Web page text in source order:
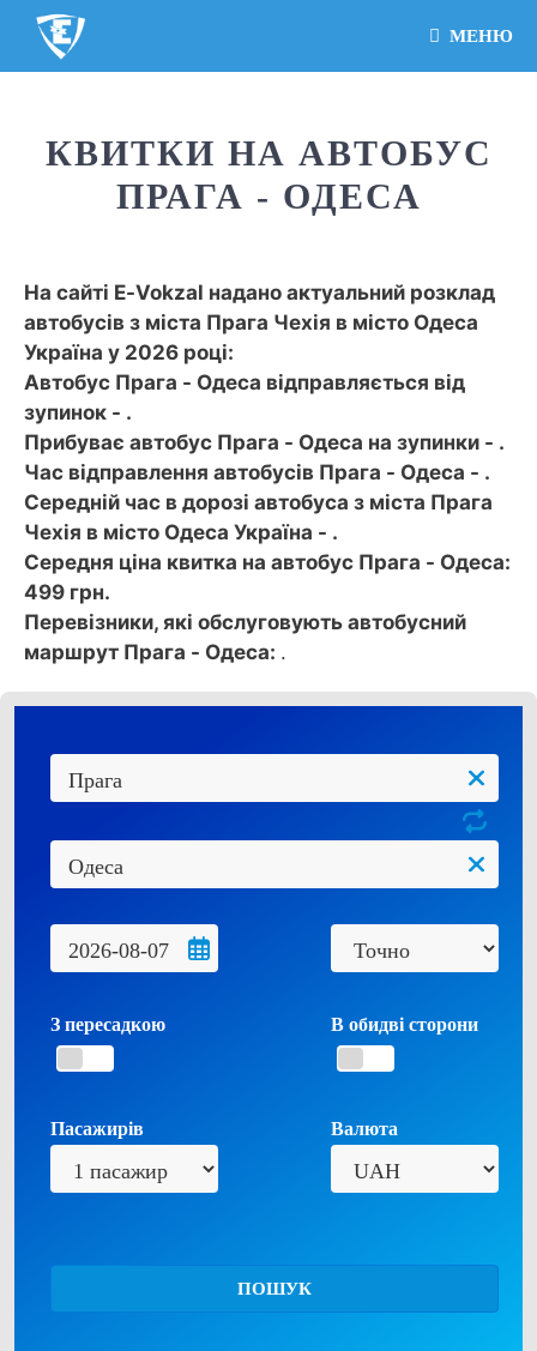
МЕНЮ
КВИТКИ НА АВТОБУС
ПРАГА - ОДЕСА
На сайті E-Vokzal надано актуальний розклад
автобусів з міста Прага Чехія в місто Одеса
Україна у 2026 році:
Автобус Прага - Одеса відправляється від
зупинок - .
Прибуває автобус Прага - Одеса на зупинки - .
Час відправлення автобусів Прага - Одеса - .
Середній час в дорозі автобуса з міста Прага
Чехія в місто Одеса Україна - .
Середня ціна квитка на автобус Прага - Одеса:
499 грн.
Перевізники, які обслуговують автобусний
маршрут Прага - Одеса: .
З пересадкою В обидві сторони
Пасажирів Валюта
ПОШУК